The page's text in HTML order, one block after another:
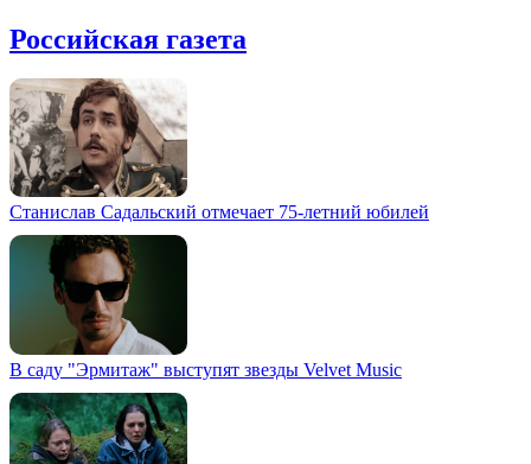
Российская газета
Станислав Садальский отмечает 75-летний юбилей
В саду "Эрмитаж" выступят звезды Velvet Music